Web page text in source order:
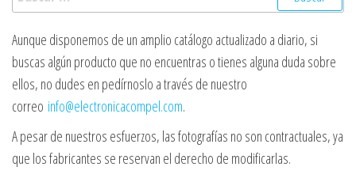
Aunque disponemos de un amplio catálogo actualizado a diario, si
buscas algún producto que no encuentras o tienes alguna duda sobre
ellos, no dudes en pedírnoslo a través de nuestro
correo info@electronicacompel.com.
A pesar de nuestros esfuerzos, las fotografías no son contractuales, ya
que los fabricantes se reservan el derecho de modificarlas.